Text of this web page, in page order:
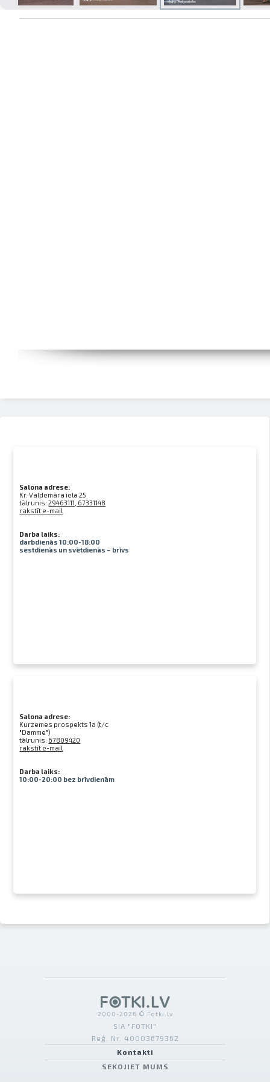
Salona adrese:
Kr. Valdemāra iela 25
tālrunis:29463111, 67331148
rakstīt e-mail
Darba laiks:
darbdienās 10:00-18:00
sestdienās un svētdienās – brīvs
Salona adrese:
Kurzemes prospekts 1a (t/c
"Damme")
tālrunis: 67809420
rakstīt e-mail
Darba laiks:
10:00-20:00 bez brīvdienām
2000-2026 © Fotki.lv
SIA "FOTKI"
Reģ. Nr. 40003679362
Kontakti
SEKOJIET MUMS